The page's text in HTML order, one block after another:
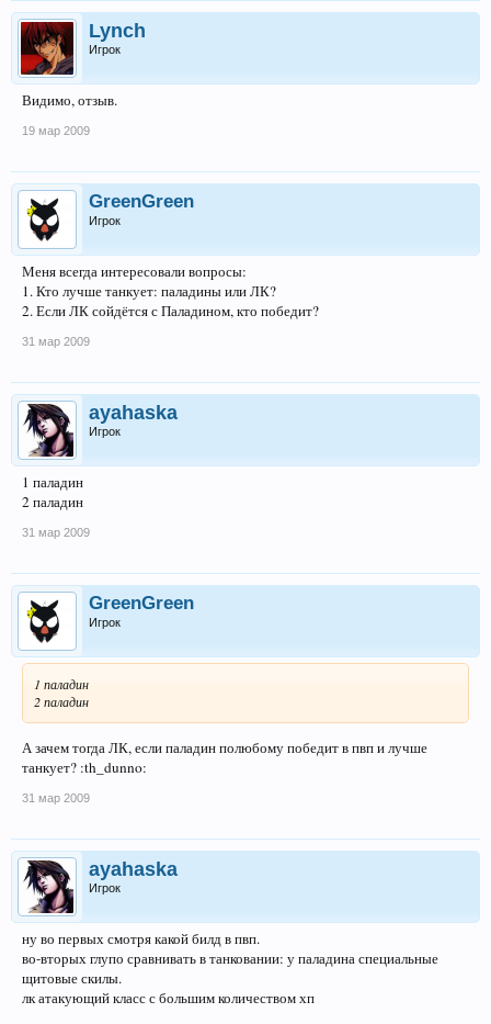
Lynch
Игрок
Видимо, отзыв.
19 мар 2009
GreenGreen
Игрок
Меня всегда интересовали вопросы:
1. Кто лучше танкует: паладины или ЛК?
2. Если ЛК сойдётся с Паладином, кто победит?
31 мар 2009
ayahaska
Игрок
1 паладин
2 паладин
31 мар 2009
GreenGreen
Игрок
1 паладин
2 паладин
А зачем тогда ЛК, если паладин полюбому победит в пвп и лучше
танкует? :th_dunno:
31 мар 2009
ayahaska
Игрок
ну во первых смотря какой билд в пвп.
во-вторых глупо сравнивать в танковании: у паладина специальные
щитовые скилы.
лк атакующий класс с большим количеством хп